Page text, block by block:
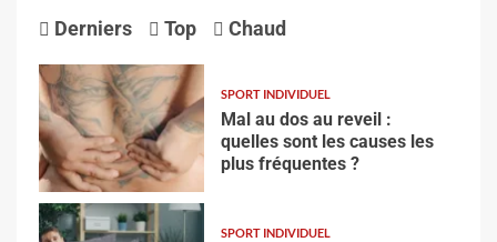
Derniers Top Chaud
SPORT INDIVIDUEL
Mal au dos au reveil :
quelles sont les causes les
plus fréquentes ?
SPORT INDIVIDUEL